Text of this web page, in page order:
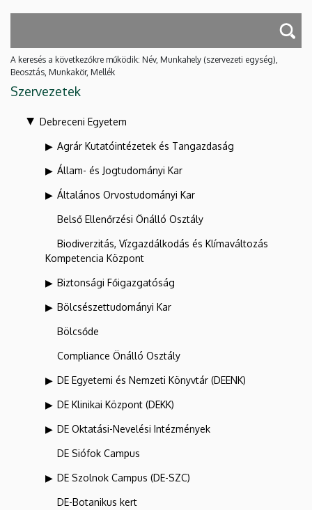
A keresés a következőkre működik: Név, Munkahely (szervezeti egység),
Beosztás, Munkakör, Mellék
Szervezetek
Debreceni Egyetem
Agrár Kutatóintézetek és Tangazdaság
Állam- és Jogtudományi Kar
Általános Orvostudományi Kar
Belső Ellenőrzési Önálló Osztály
Biodiverzitás, Vízgazdálkodás és Klímaváltozás
Kompetencia Központ
Biztonsági Főigazgatóság
Bölcsészettudományi Kar
Bölcsőde
Compliance Önálló Osztály
DE Egyetemi és Nemzeti Könyvtár (DEENK)
DE Klinikai Központ (DEKK)
DE Oktatási-Nevelési Intézmények
DE Siófok Campus
DE Szolnok Campus (DE-SZC)
DE-Botanikus kert